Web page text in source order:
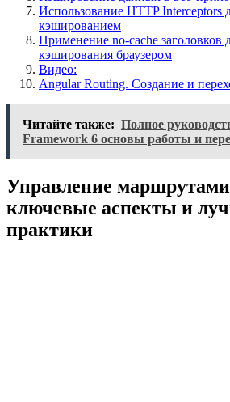
Использование HTTP Interceptors
кэшированием
Применение no-cache заголовков
кэширования браузером
Видео:
Angular Routing. Создание и
Читайте также: Полное
Framework 6 основы работы и
Управление
ключевые аспекты и
практики